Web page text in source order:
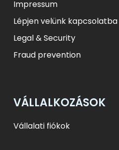
Impressum
Lépjen velünk kapcsolatba
Legal & Security
Fraud prevention
VÁLLALKOZÁSOK
Vállalati fiókok